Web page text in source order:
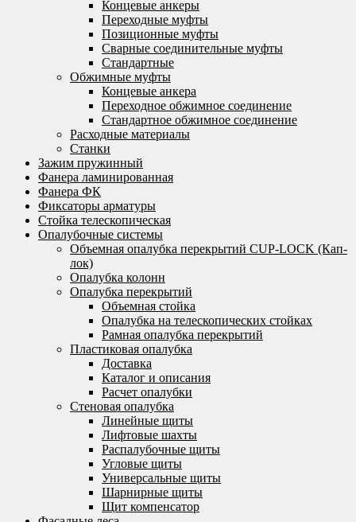
Концевые анкеры
Переходные муфты
Позиционные муфты
Сварные соединительные муфты
Стандартные
Обжимные муфты
Концевые анкера
Переходное обжимное соединение
Стандартное обжимное соединение
Расходные материалы
Станки
Зажим пружинный
Фанера ламинированная
Фанера ФК
Фиксаторы арматуры
Стойка телескопическая
Опалубочные системы
Объемная опалубка перекрытий CUP-LOCK (Кап-
лок)
Опалубка колонн
Опалубка перекрытий
Объемная стойка
Опалубка на телескопических стойках
Рамная опалубка перекрытий
Пластиковая опалубка
Доставка
Каталог и описания
Расчет опалубки
Стеновая опалубка
Линейные щиты
Лифтовые шахты
Распалубочные щиты
Угловые щиты
Универсальные щиты
Шарнирные щиты
Щит компенсатор